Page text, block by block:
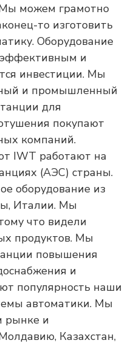
Мы можем грамотно
то изготовить
Оборудование
и
инвестиции. Мы
и промышленный
для
покупают
компаний.
IWT работают на
(АЭС) страны.
оборудование из
Италии. Мы
что видели
продуктов. Мы
повышения
и
популярность наши
автоматики. Мы
рынке и
Казахстан,